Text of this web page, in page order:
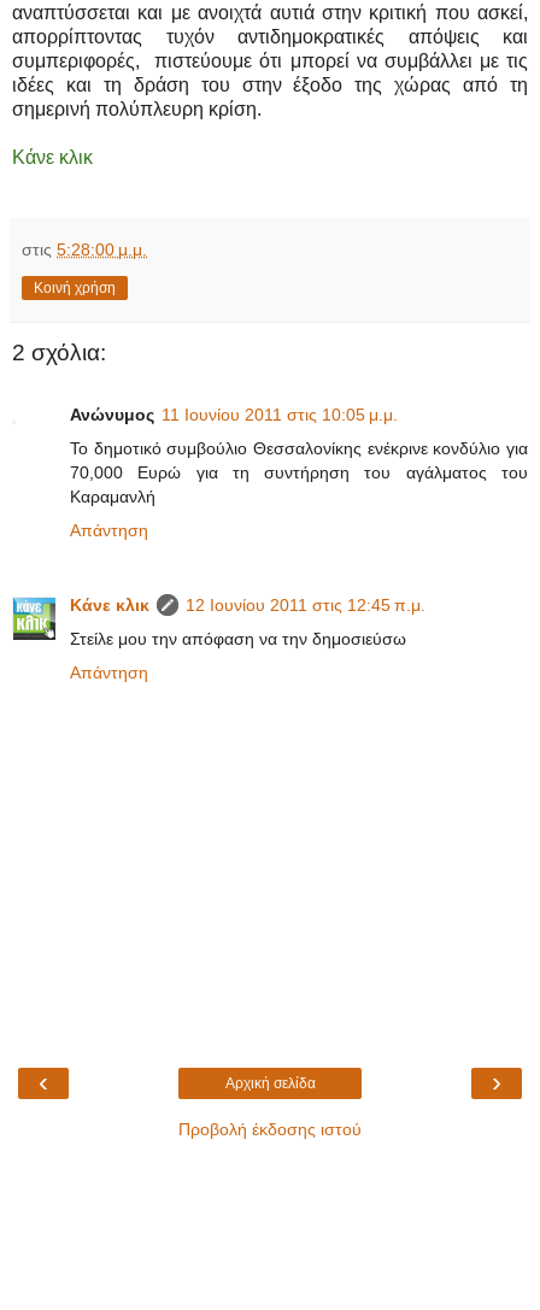
αναπτύσσεται και με ανοιχτά αυτιά στην κριτική που ασκεί,
απορρίπτοντας τυχόν αντιδημοκρατικές απόψεις και
συμπεριφορές,
πιστεύουμε ότι μπορεί να συμβάλλει με τις
ιδέες και τη δράση του στην έξοδο της χώρας από τη
σημερινή πολύπλευρη κρίση.
Κάνε κλικ
στις 5:28:00 μ.μ.
Κοινή χρήση
2 σχόλια:
Ανώνυμος 11 Ιουνίου 2011 στις 10:05 μ.μ.
Το δημοτικό συμβούλιο Θεσσαλονίκης ενέκρινε κονδύλιο για
70,000 Ευρώ για τη συντήρηση του αγάλματος του
Καραμανλή
Απάντηση
Κάνε κλικ
12 Ιουνίου 2011 στις 12:45 π.μ.
Στείλε μου την απόφαση να την δημοσιεύσω
Απάντηση
‹ ›
Αρχική σελίδα
Προβολή έκδοσης ιστού